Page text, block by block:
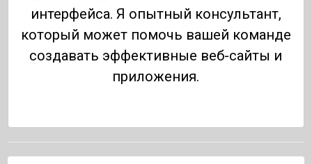
интерфейса. Я опытный консультант,
который может помочь вашей команде
создавать эффективные веб-сайты и
приложения.